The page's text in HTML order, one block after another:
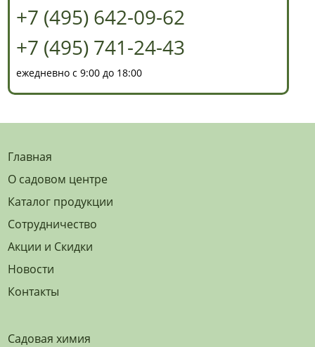
+7 (495) 642-09-62
+7 (495) 741-24-43
ежедневно с 9:00 до 18:00
Главная
О садовом центре
Каталог продукции
Сотрудничество
Акции и Скидки
Новости
Контакты
Садовая химия